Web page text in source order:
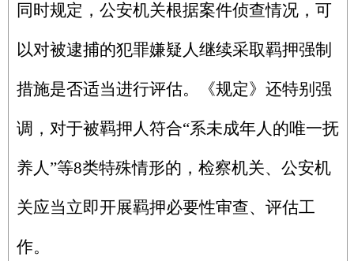
同时规定，公安机关根据案件侦查情况，可
以对被逮捕的犯罪嫌疑人继续采取羁押强制
措施是否适当进行评估。《规定》还特别强
调，对于被羁押人符合“系未成年人的唯一抚
养人”等8类特殊情形的，检察机关、公安机
关应当立即开展羁押必要性审查、评估工
作。